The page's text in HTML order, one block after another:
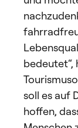
bedeutet“,
soll es auf
hoffen,